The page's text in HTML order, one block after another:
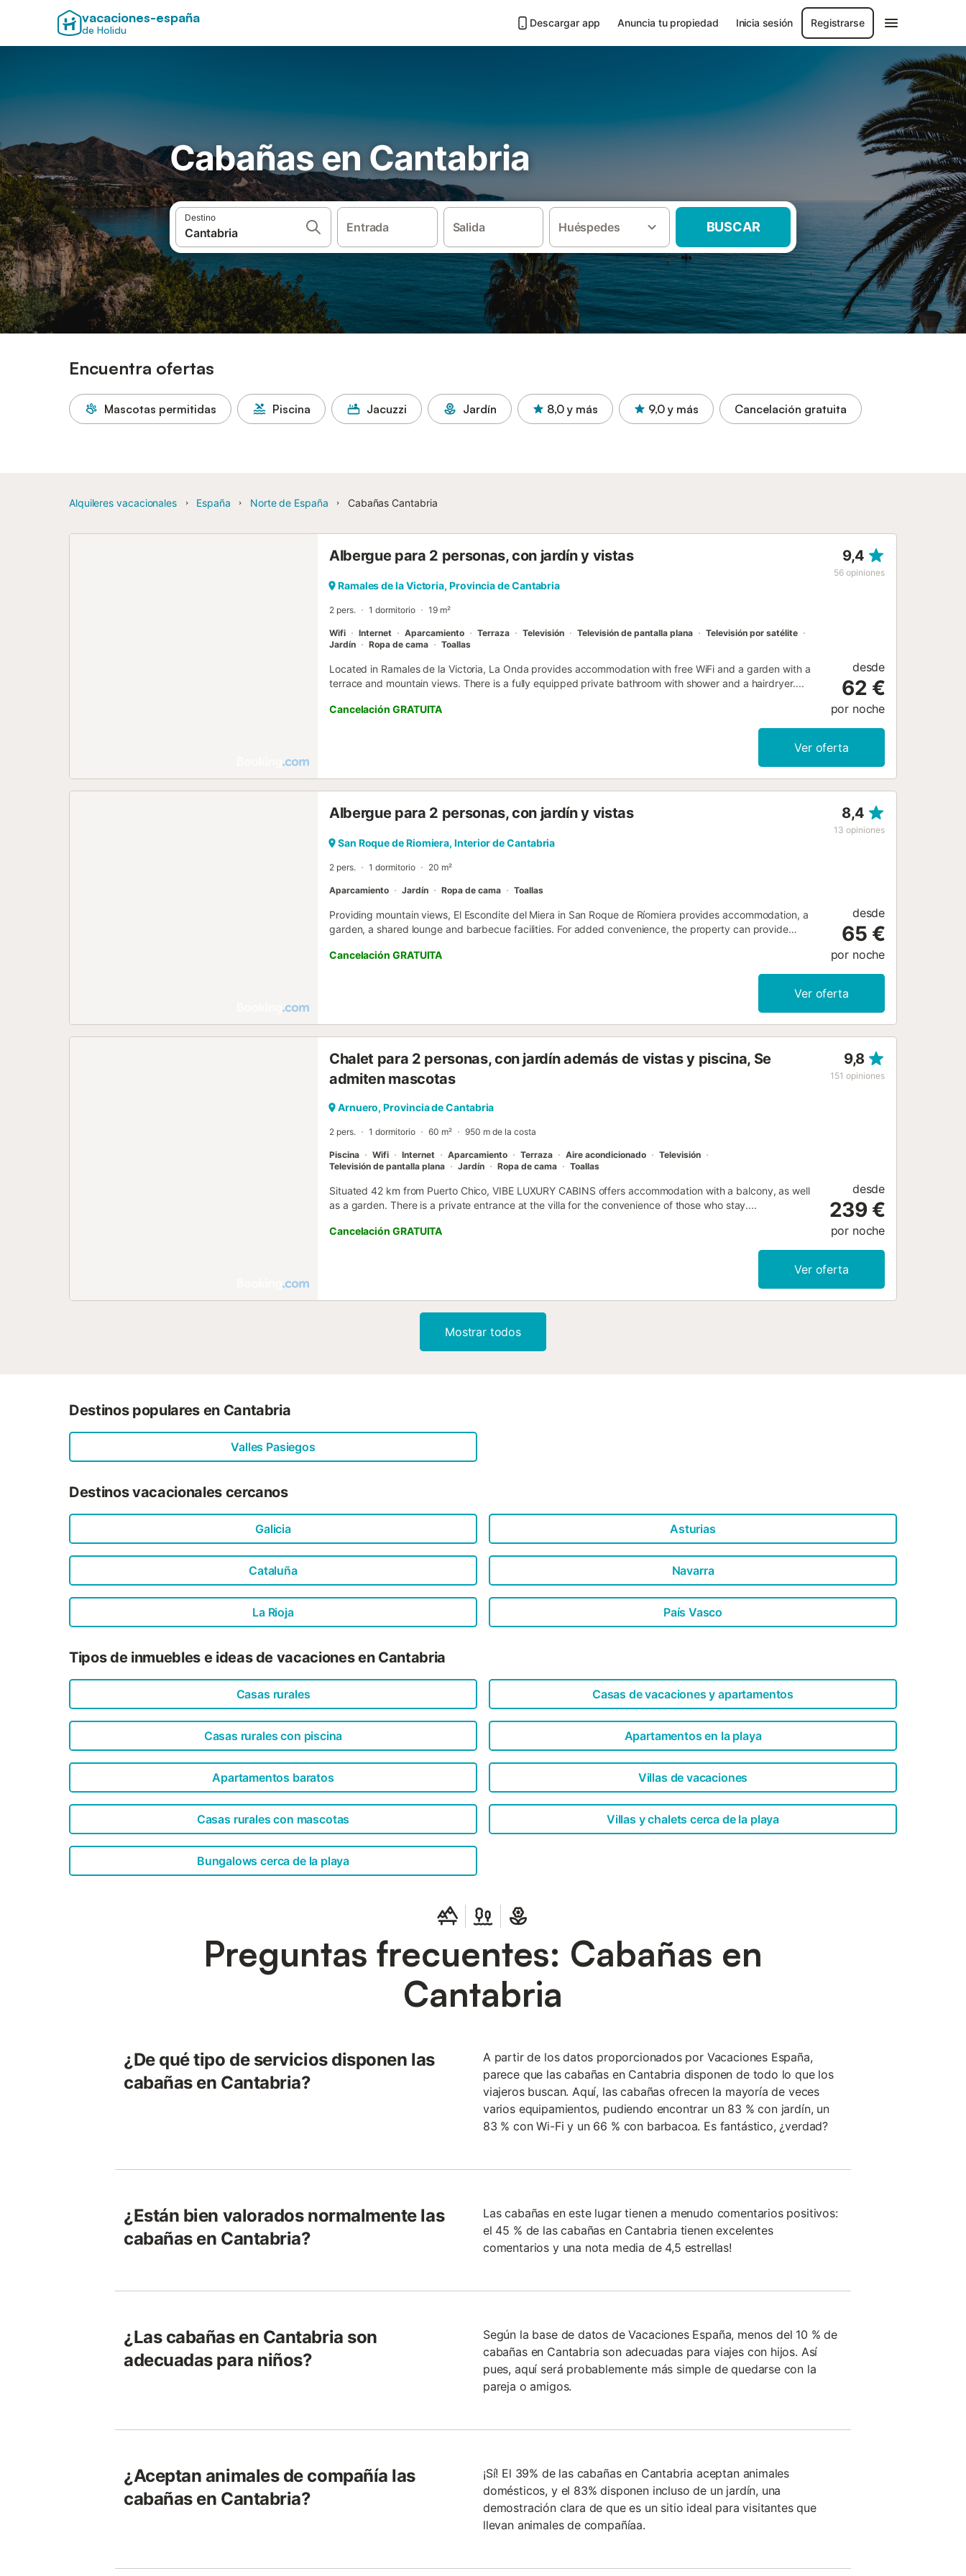
vacaciones-españa
de Holidu
Descargar app Anuncia tu propiedad Inicia sesión Registrarse
Cabañas en Cantabria
Destino
Entrada Salida Huéspedes BUSCAR
Encuentra ofertas
Mascotas permitidas Piscina Jacuzzi Jardín 8,0 y más 9,0 y más Cancelación gratuita
Alquileres vacacionales España Norte de España Cabañas Cantabria
Albergue para 2 personas, con jardín y vistas 9,4
56 opiniones
Ramales de la Victoria, Provincia de Cantabria
2 pers. 1 dormitorio 19 m²
Wifi Internet Aparcamiento Terraza Televisión Televisión de pantalla plana
Televisión por satélite
Jardín
Ropa de cama Toallas
Located in Ramales de la Victoria, La Onda provides accommodation with free WiFi and a garden with a
terrace and mountain views. There is a fully equipped private bathroom with shower and a hairdryer....
Cancelación GRATUITA
desde
62 €
por noche
Ver oferta
Albergue para 2 personas, con jardín y vistas 8,4
13 opiniones
San Roque de Riomiera, Interior de Cantabria
2 pers. 1 dormitorio 20 m²
Aparcamiento Jardín Ropa de cama Toallas
Providing mountain views, El Escondite del Miera in San Roque de Ríomiera provides accommodation, a
garden, a shared lounge and barbecue facilities. For added convenience, the property can provide
Cancelación GRATUITA
desde
65 €
por noche
Ver oferta
Chalet para 2 personas, con jardín además de vistas y piscina, Se
admiten mascotas
9,8
151 opiniones
Arnuero, Provincia de Cantabria
2 pers. 1 dormitorio 60 m² 950 m de la costa
Piscina Wifi Internet Aparcamiento Terraza Aire acondicionado
Televisión
Televisión de pantalla plana
Jardín Ropa de cama Toallas
Situated 42 km from Puerto Chico, VIBE LUXURY CABINS offers accommodation with a balcony, as well
as a garden. There is a private entrance at the villa for the convenience of those who stay....
Cancelación GRATUITA
desde
239 €
por noche
Ver oferta
Mostrar todos
Destinos populares en Cantabria
Valles Pasiegos
Destinos vacacionales cercanos
Galicia Asturias
Cataluña Navarra
La Rioja País Vasco
Tipos de inmuebles e ideas de vacaciones en Cantabria
Casas rurales Casas de vacaciones y apartamentos
Casas rurales con piscina Apartamentos en la playa
Apartamentos baratos Villas de vacaciones
Casas rurales con mascotas Villas y chalets cerca de la playa
Bungalows cerca de la playa
Preguntas frecuentes: Cabañas en
Cantabria
¿De qué tipo de servicios disponen las
cabañas en Cantabria?
A partir de los datos proporcionados por Vacaciones España,
parece que las cabañas en Cantabria disponen de todo lo que los
viajeros buscan. Aquí, las cabañas ofrecen la mayoría de veces
varios equipamientos, pudiendo encontrar un 83 % con jardín, un
83 % con Wi-Fi y un 66 % con barbacoa. Es fantástico, ¿verdad?
¿Están bien valorados normalmente las
cabañas en Cantabria?
Las cabañas en este lugar tienen a menudo comentarios positivos:
el 45 % de las cabañas en Cantabria tienen excelentes
comentarios y una nota media de 4,5 estrellas!
¿Las cabañas en Cantabria son
adecuadas para niños?
Según la base de datos de Vacaciones España, menos del 10 % de
cabañas en Cantabria son adecuadas para viajes con hijos. Así
pues, aquí será probablemente más simple de quedarse con la
pareja o amigos.
¿Aceptan animales de compañía las
cabañas en Cantabria?
¡Sí! El 39% de las cabañas en Cantabria aceptan animales
domésticos, y el 83% disponen incluso de un jardín, una
demostración clara de que es un sitio ideal para visitantes que
llevan animales de compañía­a.